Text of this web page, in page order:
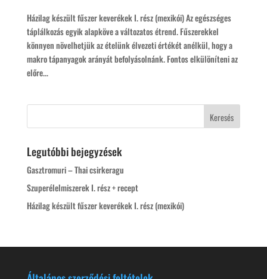
Házilag készült fűszer keverékek I. rész (mexikói) Az egészséges
táplálkozás egyik alapköve a változatos étrend. Fűszerekkel
könnyen növelhetjük az ételünk élvezeti értékét anélkül, hogy a
makro tápanyagok arányát befolyásolnánk. Fontos elkülöníteni az
előre...
Legutóbbi bejegyzések
Gasztromuri – Thai csirkeragu
Szuperélelmiszerek I. rész + recept
Házilag készült fűszer keverékek I. rész (mexikói)